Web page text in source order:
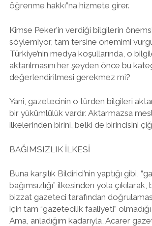
öğrenme hakkı”na hizmete girer.
Kimse Peker’in verdiği bilgilerin
söylemiyor, tam tersine önemimi
Türkiye’nin medya koşullarında, o
aktarılmasını her şeyden önce bu
değerlendirilmesi gerekmez mi?
Yani, gazetecinin o türden bilgileri
bir yükümlülük vardır. Aktarmazsa
ilkelerinden birini, belki de birincisini
BAĞIMSIZLIK İLKESİ
Buna karşılık Bildirici’nin yaptığı gibi,
bağımsızlığı” ilkesinden yola
bizzat gazeteci tarafından doğrulaması
için tam “gazetecilik faaliyeti”
Ama, anladığım kadarıyla, Acarer